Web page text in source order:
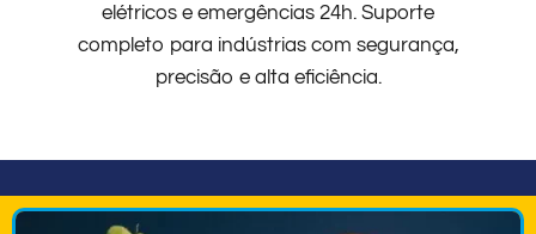
elétricos e emergências 24h. Suporte
completo para indústrias com segurança,
precisão e alta eficiência.